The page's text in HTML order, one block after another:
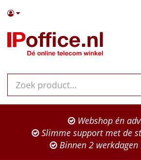
Webshop én
Slimme support met de
Binnen 2 werkdagen